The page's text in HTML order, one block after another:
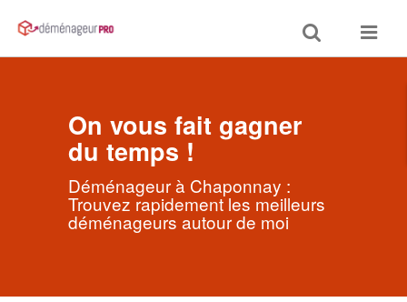
Toggle
search
Toggle
On vous fait gagner
du temps !
Déménageur à Chaponnay :
Trouvez rapidement les meilleurs
déménageurs autour de moi